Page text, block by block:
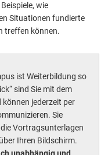
wie
Situationen fundierte
treffen können.
ist Weiterbildung so
sind Sie mit dem
jederzeit per
Sie
Vortragsunterlagen
Ihren Bildschirm.